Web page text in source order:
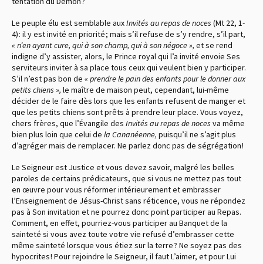
Le peuple élu est semblable auxInvités au repas de noces (Mt 22, 1-
4) : il y est invité en priorité ; mais s’il refuse de s’y rendre, s’il part,
« n’en ayant cure, qui à son champ, qui à son négoce », et se rend
indigne d’y assister, alors, le Prince royal qui l’a invité envoie Ses
serviteurs inviter à sa place tous ceux qui veulent bien y participer.
S’il n’est pas bon de « prendre le pain des enfants pour le donner aux
petits chiens », le maître de maison peut, cependant, lui-même
décider de le faire dès lors que les enfants refusent de manger et
que les petits chiens sont prêts à prendre leur place. Vous voyez,
chers frères, que l’Évangile des Invités au repas de noces va même
bien plus loin que celui de la Cananéenne, puisqu’il ne s’agit plus
d’agréger mais de remplacer. Ne parlez donc pas de ségrégation !
Le Seigneur est Justice et vous devez savoir, malgré les belles
paroles de certains prédicateurs, que si vous ne mettez pas tout
en œuvre pour vous réformer intérieurement et embrasser
l’Enseignement de Jésus-Christ sans réticence, vous ne répondez
pas à Son invitation et ne pourrez donc point participer au Repas.
Comment, en effet, pourriez-vous participer au Banquet de la
sainteté si vous avez toute votre vie refusé d’embrasser cette
même sainteté lorsque vous étiez sur la terre ? Ne soyez pas des
hypocrites ! Pour rejoindre le Seigneur, il faut L’aimer, et pour Lui